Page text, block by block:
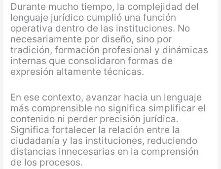
Durante mucho tiempo, la complejidad del
lenguaje jurídico cumplió una función
operativa dentro de las instituciones. No
necesariamente por diseño, sino por
tradición, formación profesional y dinámicas
internas que consolidaron formas de
expresión altamente técnicas.
En ese contexto, avanzar hacia un lenguaje
más comprensible no significa simplificar el
contenido ni perder precisión jurídica.
Significa fortalecer la relación entre la
ciudadanía y las instituciones, reduciendo
distancias innecesarias en la comprensión
de los procesos.